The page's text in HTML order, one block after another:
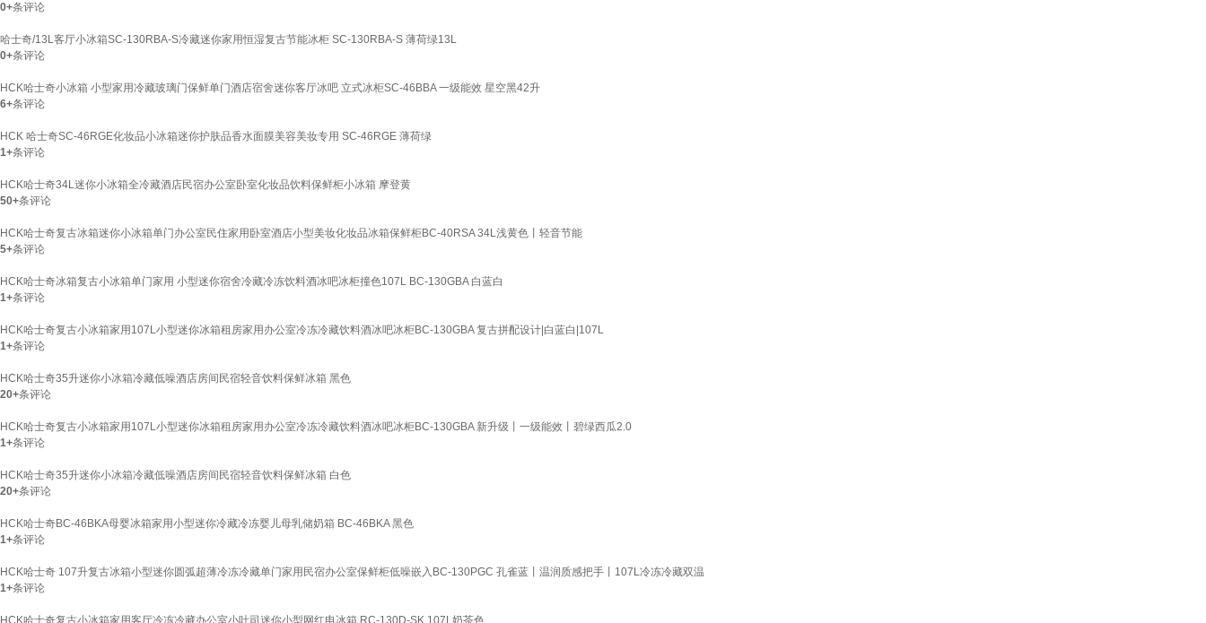
0+条评论
哈士奇/13L客厅小冰箱SC-130RBA-S冷藏迷你家用恒湿复古节能冰柜 SC-130RBA-S 薄荷绿13L
0+条评论
HCK哈士奇小冰箱 小型家用冷藏玻璃门保鲜单门酒店宿舍迷你客厅冰吧 立式冰柜SC-46BBA 一级能效 星空黑42升
6+条评论
HCK 哈士奇SC-46RGE化妆品小冰箱迷你护肤品香水面膜美容美妆专用 SC-46RGE 薄荷绿
1+条评论
HCK哈士奇34L迷你小冰箱全冷藏酒店民宿办公室卧室化妆品饮料保鲜柜小冰箱 摩登黄
50+条评论
HCK哈士奇复古冰箱迷你小冰箱单门办公室民住家用卧室酒店小型美妆化妆品冰箱保鲜柜BC-40RSA 34L浅黄色丨轻音节能
5+条评论
HCK哈士奇冰箱复古小冰箱单门家用 小型迷你宿舍冷藏冷冻饮料酒冰吧冰柜撞色107L BC-130GBA 白蓝白
1+条评论
HCK哈士奇复古小冰箱家用107L小型迷你冰箱租房家用办公室冷冻冷藏饮料酒冰吧冰柜BC-130GBA 复古拼配设计|白蓝白|107L
1+条评论
HCK哈士奇35升迷你小冰箱冷藏低噪酒店房间民宿轻音饮料保鲜冰箱 黑色
20+条评论
HCK哈士奇复古小冰箱家用107L小型迷你冰箱租房家用办公室冷冻冷藏饮料酒冰吧冰柜BC-130GBA 新升级丨一级能效丨碧绿西瓜2.0
1+条评论
HCK哈士奇35升迷你小冰箱冷藏低噪酒店房间民宿轻音饮料保鲜冰箱 白色
20+条评论
HCK哈士奇BC-46BKA母婴冰箱家用小型迷你冷藏冷冻婴儿母乳储奶箱 BC-46BKA 黑色
1+条评论
HCK哈士奇 107升复古冰箱小型迷你圆弧超薄冷冻冷藏单门家用民宿办公室保鲜柜低噪嵌入BC-130PGC 孔雀蓝丨温润质感把手丨107L冷冻冷藏双温
1+条评论
HCK哈士奇复古小冰箱家用客厅冷冻冷藏办公室小吐司迷你小型网红电冰箱 RC-130D-SK 107L奶茶色